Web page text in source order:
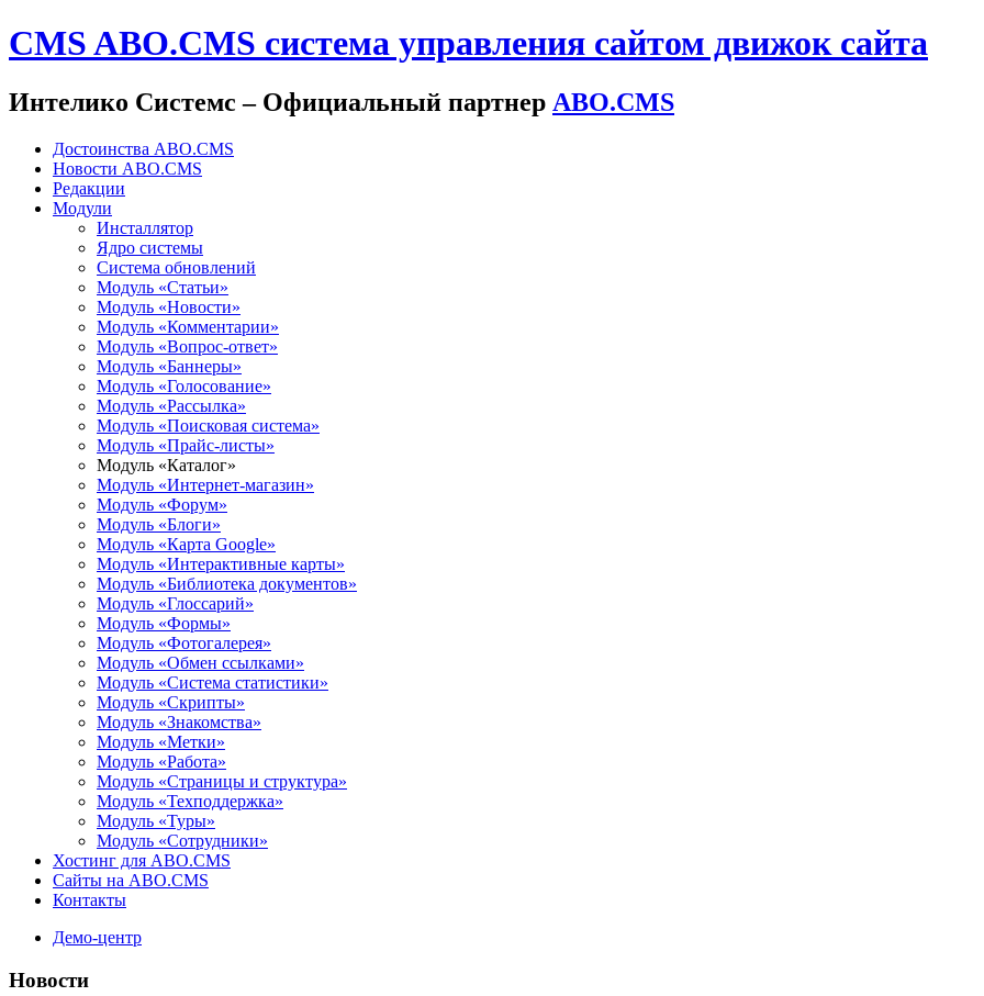
CMS ABO.CMS система управления сайтом движок сайта
Интелико Системс –Официальный партнер ABO.CMS
Достоинства ABO.CMS
Новости ABO.CMS
Редакции
Модули
Инсталлятор
Ядро системы
Система обновлений
Модуль «Статьи»
Модуль «Новости»
Модуль «Комментарии»
Модуль «Вопрос-ответ»
Модуль «Баннеры»
Модуль «Голосование»
Модуль «Рассылка»
Модуль «Поисковая система»
Модуль «Прайс-листы»
Модуль «Каталог»
Модуль «Интернет-магазин»
Модуль «Форум»
Модуль «Блоги»
Модуль «Карта Google»
Модуль «Интерактивные карты»
Модуль «Библиотека документов»
Модуль «Глоссарий»
Модуль «Формы»
Модуль «Фотогалерея»
Модуль «Обмен ссылками»
Модуль «Система статистики»
Модуль «Скрипты»
Модуль «Знакомства»
Модуль «Метки»
Модуль «Работа»
Модуль «Страницы и структура»
Модуль «Техподдержка»
Модуль «Туры»
Модуль «Сотрудники»
Хостинг для ABO.CMS
Сайты на ABO.CMS
Контакты
Демо-центр
Новости